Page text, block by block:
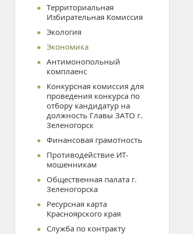
Территориальная
Избирательная Комиссия
Экология
Экономика
Антимонопольный
комплаенс
Конкурсная комиссия для
проведения конкурса по
отбору кандидатур на
должность Главы ЗАТО г.
Зеленогорск
Финансовая грамотность
Противодействие ИТ-
мошенникам
Общественная палата г.
Зеленогорска
Ресурсная карта
Красноярского края
Служба по контракту